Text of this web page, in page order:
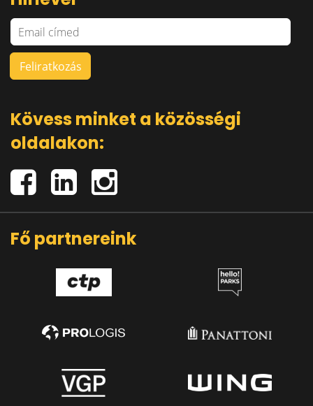
Kövess minket a közösségi
oldalakon:
Fő partnereink